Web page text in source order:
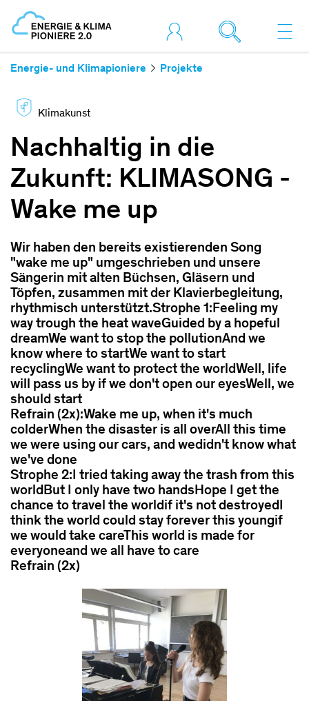
Energie- und Klimapioniere Projekte
Klimakunst
Nachhaltig in die
Zukunft: KLIMASONG -
Wake me up
Wir haben den bereits existierenden Song
"wake me up" umgeschrieben und unsere
Sängerin mit alten Büchsen, Gläsern und
Töpfen, zusammen mit der Klavierbegleitung,
rhythmisch unterstützt.Strophe 1:Feeling my
way trough the heat waveGuided by a hopeful
dreamWe want to stop the pollutionAnd we
know where to startWe want to start
recyclingWe want to protect the worldWell, life
will pass us by if we don't open our eyesWell, we
should start
Refrain (2x):Wake me up, when it's much
colderWhen the disaster is all overAll this time
we were using our cars, and wedidn't know what
we've done
Strophe 2:I tried taking away the trash from this
worldBut I only have two handsHope I get the
chance to travel the worldif it's not destroyedI
think the world could stay forever this youngif
we would take careThis world is made for
everyoneand we all have to care
Refrain (2x)